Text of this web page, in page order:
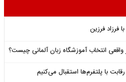
فرزاد فرزین
واقعی انتخاب آموزشگاه زبان آلمانی چیست؟
با پلتفرم‌ها استقبال می‌کنیم